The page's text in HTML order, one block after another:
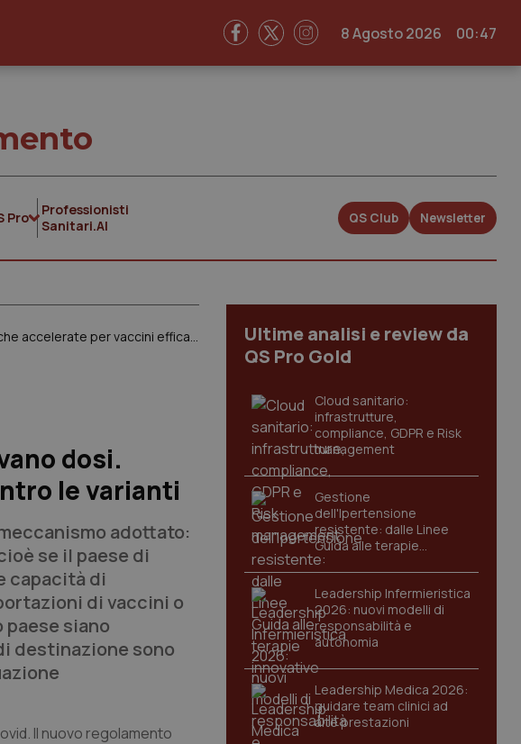
8 Agosto 2026 00:47
Pro
Professionisti
Sanitari.AI
QS Club Newsletter
Covid. Stretta Ue su export verso Paesi da cui non arrivano dosi. Concordate pratiche accelerate per vaccini efficaci contro le varianti
dosi.
le varianti
adottato:
se il paese di
capacità di
di vaccini o
siano
destinazione sono
Il nuovo regolamento
Ultime analisi e review da
QS Pro Gold
Cloud sanitario:
infrastrutture,
compliance, GDPR e Risk
management
Gestione
dell'Ipertensione
resistente: dalle Linee
Guida alle terapie
innovative
Leadership Infermieristica
2026: nuovi modelli di
responsabilità e
autonomia
Leadership Medica 2026:
guidare team clinici ad
alte prestazioni